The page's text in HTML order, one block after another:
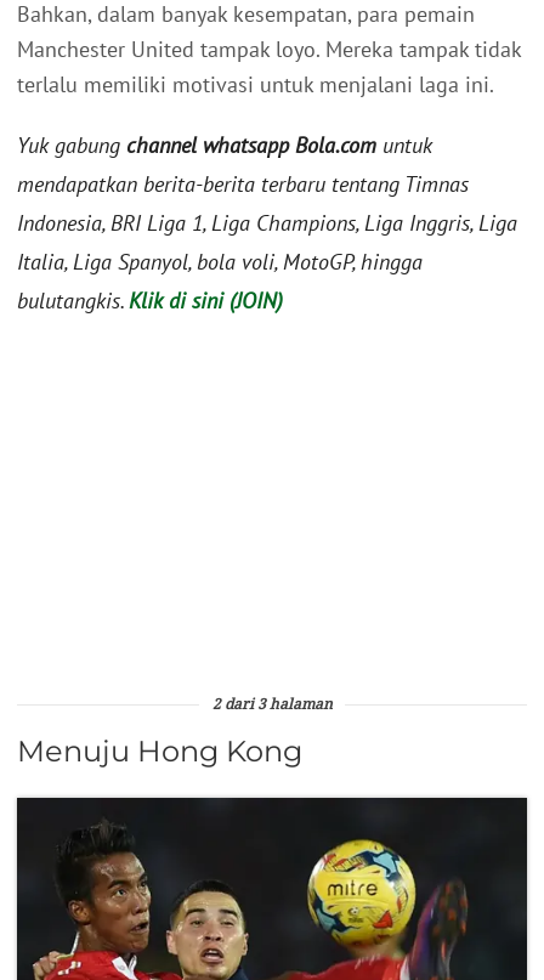
Bahkan, dalam banyak kesempatan, para pemain
Manchester United tampak loyo. Mereka tampak tidak
terlalu memiliki motivasi untuk menjalani laga ini.
Yuk gabung channel whatsapp Bola.com untuk
mendapatkan berita-berita terbaru tentang Timnas
Indonesia, BRI Liga 1, Liga Champions, Liga Inggris, Liga
Italia, Liga Spanyol, bola voli, MotoGP, hingga
bulutangkis.Klik di sini (JOIN)
2 dari 3 halaman
Menuju Hong Kong